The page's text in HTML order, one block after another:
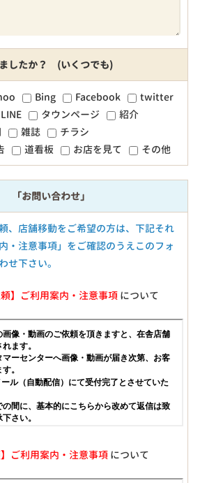
したか？ (いくつでも)
Bing Facebook
twitter
LINE タウンページ
紹介
雑誌
チラシ
道看板 お店を見て その他
「お問い合わせ」
、店舗移動をご希望の方は、下記それ
・注意事項」をご確認のうえこのフォ
せ下さい。
頼】ご利用案内・注意事項 について
】ご利用案内・注意事項 について